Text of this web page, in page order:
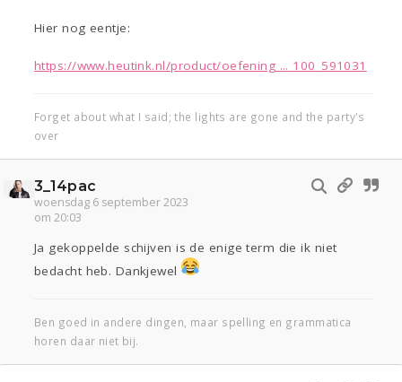
Hier nog eentje:
https://www.heutink.nl/product/oefening ... 100_591031
Forget about what I said; the lights are gone and the party's
over
3_14pac
woensdag 6 september 2023
om 20:03
Ja gekoppelde schijven is de enige term die ik niet
bedacht heb. Dankjewel
Ben goed in andere dingen, maar spelling en grammatica
horen daar niet bij.